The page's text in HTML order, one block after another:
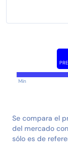
Min
Se compara el
del mercado
sólo es de